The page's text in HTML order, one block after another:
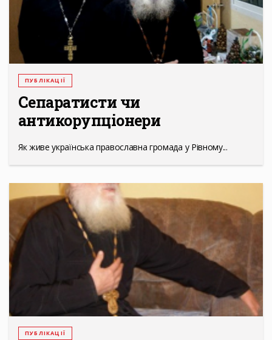
ПУБЛІКАЦІЇ
Сепаратисти чи
антикорупціонери
Як живе українська православна громада у Рівному...
ПУБЛІКАЦІЇ